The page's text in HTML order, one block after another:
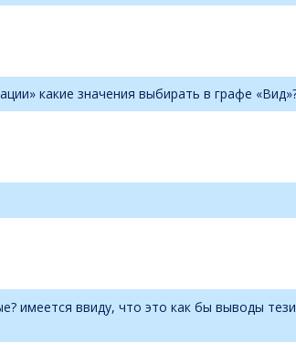
какие значения выбирать в графе
имеется ввиду, что это как бы выводы